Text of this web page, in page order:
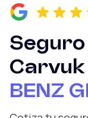
Carvuk
BENZ